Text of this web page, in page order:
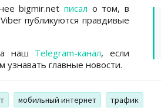
bigmir.net писал о том, в
публикуются правдивые
наш Telegram-канал, если
главные новости.
мобильный интернет трафик